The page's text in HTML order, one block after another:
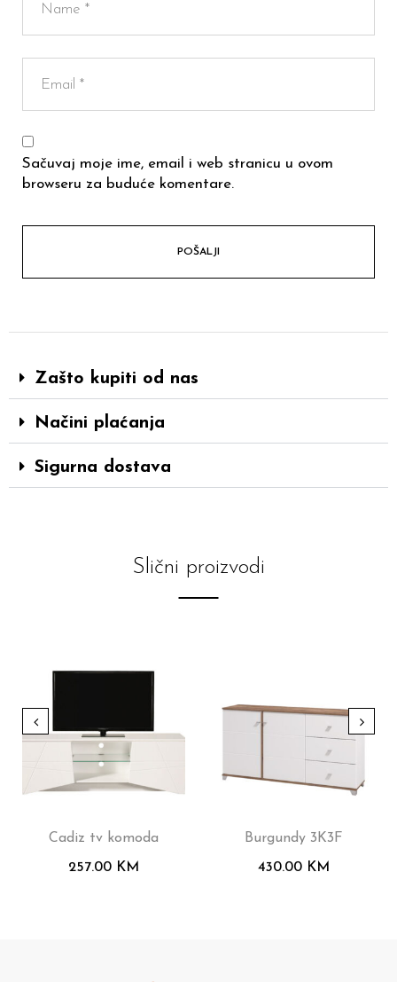
Sačuvaj moje ime, email i web stranicu u ovom
browseru za buduće komentare.
Zašto kupiti od nas
Načini plaćanja
Sigurna dostava
Slični proizvodi
Cadiz tv komoda
257.00 KM
Burgundy 3K3F
430.00 KM